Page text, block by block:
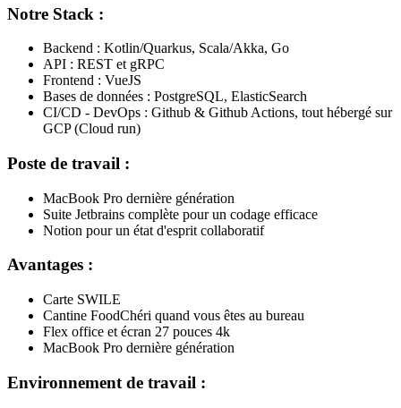
Notre Stack :
Backend : Kotlin/Quarkus, Scala/Akka, Go
API : REST et gRPC
Frontend : VueJS
Bases de données : PostgreSQL, ElasticSearch
CI/CD - DevOps : Github & Github Actions, tout hébergé sur
GCP (Cloud run)
Poste de travail :
MacBook Pro dernière génération
Suite Jetbrains complète pour un codage efficace
Notion pour un état d'esprit collaboratif
Avantages :
Carte SWILE
Cantine FoodChéri quand vous êtes au bureau
Flex office et écran 27 pouces 4k
MacBook Pro dernière génération
Environnement de travail :